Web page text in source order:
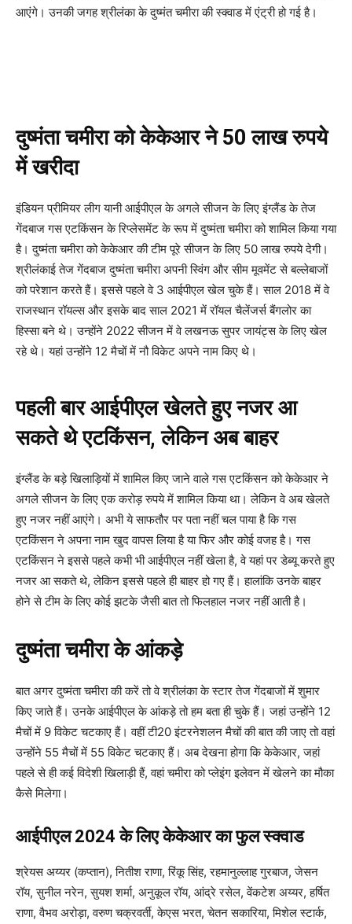
आएंगे। उनकी जगह श्रीलंका के दुष्मंत चमीरा की स्क्वाड में एंट्री हो गई है।
दुष्मंता चमीरा को केकेआर ने 50 लाख रुपये
में खरीदा
इंडियन प्रीमियर लीग यानी आईपीएल के अगले सीजन के लिए इंग्लैंड के तेज
गेंदबाज गस एटकिंसन के रिप्लेसमेंट के रूप में दुष्मंता चमीरा को शामिल किया गया
है। दुष्मंता चमीरा को केकेआर की टीम पूरे सीजन के लिए 50 लाख रुपये देगी।
श्रीलंकाई तेज गेंदबाज दुष्मंता चमीरा अपनी स्विंग और सीम मूवमेंट से बल्लेबाजों
को परेशान करते हैं। इससे पहले वे 3 आईपीएल खेल चुके हैं। साल 2018 में वे
राजस्थान रॉयल्स और इसके बाद साल 2021 में रॉयल चैलेंजर्स बैंगलोर का
हिस्सा बने थे। उन्होंने 2022 सीजन में वे लखनऊ सुपर जायंट्स के लिए खेल
रहे थे। यहां उन्होंने 12 मैचों में नौ विकेट अपने नाम किए थे।
पहली बार आईपीएल खेलते हुए नजर आ
सकते थे एटकिंसन, लेकिन अब बाहर
इंग्लैंड के बड़े खिलाड़ियों में शामिल किए जाने वाले गस एटकिंसन को केकेआर ने
अगले सीजन के लिए एक करोड़ रुपये में शामिल किया था। लेकिन वे अब खेलते
हुए नजर नहीं आएंगे। अभी ये साफतौर पर पता नहीं चल पाया है कि गस
एटकिंसन ने अपना नाम खुद वापस लिया है या फिर और कोई वजह है। गस
एटकिंसन ने इससे पहले कभी भी आईपीएल नहीं खेला है, वे यहां पर डेब्यू करते हुए
नजर आ सकते थे, लेकिन इससे पहले ही बाहर हो गए हैं। हालांकि उनके बाहर
होने से टीम के लिए कोई झटके जैसी बात तो फिलहाल नजर नहीं आती है।
दुष्मंता चमीरा के आंकड़े
बात अगर दुष्मंता चमीरा की करें तो वे श्रीलंका के स्टार तेज गेंदबाजों में शुमार
किए जाते हैं। उनके आईपीएल के आंकड़े तो हम बता ही चुके हैं। जहां उन्होंने 12
मैचों में 9 विकेट चटकाए हैं। वहीं टी20 इंटरनेशलन मैचों की बात की जाए तो वहां
उन्होंने 55 मैचों में 55 विकेट चटकाए हैं। अब देखना होगा कि केकेआर, जहां
पहले से ही कई विदेशी खिलाड़ी हैं, वहां चमीरा को प्लेइंग इलेवन में खेलने का मौका
कैसे मिलेगा।
आईपीएल 2024 के लिए केकेआर का फुल स्क्वाड
श्रेयस अय्यर (कप्तान), नितीश राणा, रिंकू सिंह, रहमानुल्लाह गुरबाज, जेसन
रॉय, सुनील नरेन, सुयश शर्मा, अनुकूल रॉय, आंद्रे रसेल, वेंकटेश अय्यर, हर्षित
राणा, वैभव अरोड़ा, वरुण चक्रवर्ती, केएस भरत, चेतन सकारिया, मिशेल स्टार्क,